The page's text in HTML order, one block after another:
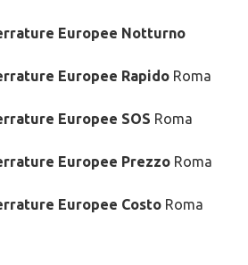
Europee Notturno
Europee Rapido Roma
Europee SOS Roma
Europee Prezzo Roma
Europee Costo Roma